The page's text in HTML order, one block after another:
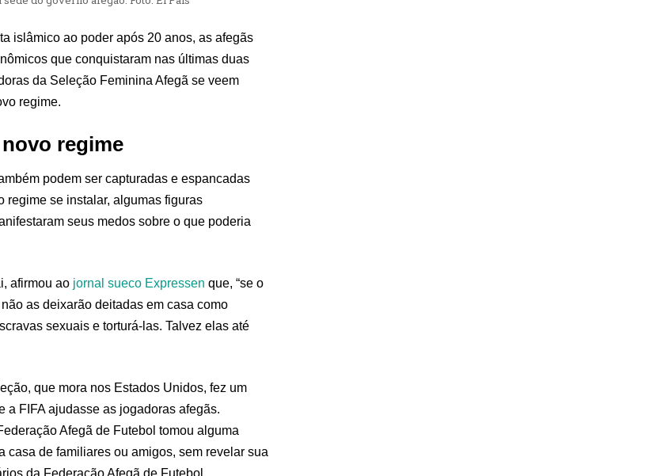
islâmico ao poder após 20 anos, as afegãs
que conquistaram nas últimas duas
da Seleção Feminina Afegã se veem
regime.
regime
podem ser capturadas e espancadas
regime se instalar, algumas figuras
seus medos sobre o que poderia
afirmou ao jornal sueco Expressen que, “se o
as deixarão deitadas em casa como
sexuais e torturá-las. Talvez elas até
que mora nos Estados Unidos, fez um
a FIFA ajudasse as jogadoras afegãs.
Afegã de Futebol tomou alguma
casa de familiares ou amigos, sem revelar sua